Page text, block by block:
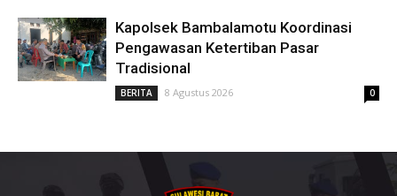
Kapolsek Bambalamotu Koordinasi
Pengawasan Ketertiban Pasar
Tradisional
BERITA 8 Agustus 2026 0